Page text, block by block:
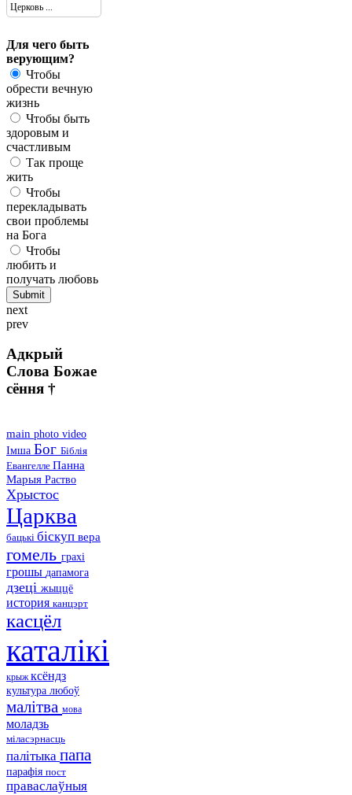
Церковь ...
Для чего быть
верующим?
Чтобы
обрести вечную
жизнь
Чтобы быть
здоровым и
счастливым
Так проще
жить
Чтобы
перекладывать
свои проблемы
на Бога
Чтобы
любить и
получать любовь
next
prev
Адкрый
Слова Божае
сёння †
main photo video
Імша Бог Біблія
Евангелле Панна
Марыя Раство
Хрыстос
Царква
бацькі біскуп вера
гомель грахі
грошы дапамога
дзеці жыццё
история канцэрт
касцёл
каталікі
крыжксёндз
культура любоў
малітва мова
моладзь
міласэрнасць
палітыка папа
парафія пост
праваслаўныя